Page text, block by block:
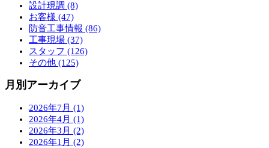
設計現調 (8)
お客様 (47)
防音工事情報 (86)
工事現場 (37)
スタッフ (126)
その他 (125)
月別アーカイブ
2026年7月 (1)
2026年4月 (1)
2026年3月 (2)
2026年1月 (2)